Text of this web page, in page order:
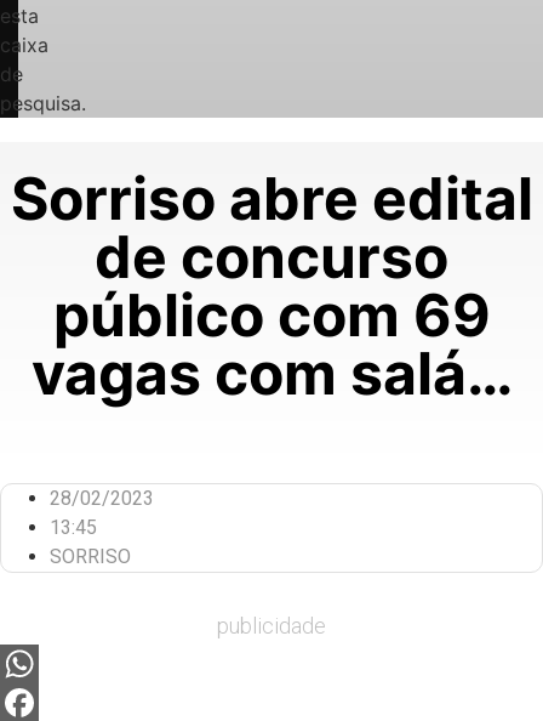
esta
caixa
de
pesquisa.
Sorriso abre edital
de concurso
público com 69
vagas com salá…
28/02/2023
13:45
SORRISO
publicidade
WhatsApp